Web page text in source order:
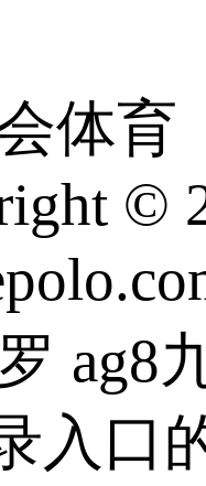
体育
©
ag8
入口